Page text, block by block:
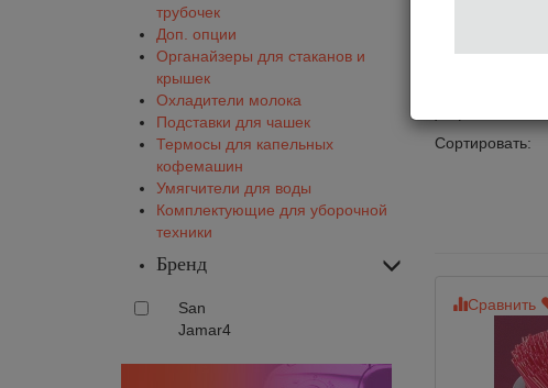
трубочек
Доп. опции
Органайзеры для стаканов и
крышек
Охладители молока
Подставки для чашек
Термосы для капельных
кофемашин
Умягчители для воды
Комплектующие для уборочной
техники
Бренд
San
Jamar4
Сортировать:
Сравнить